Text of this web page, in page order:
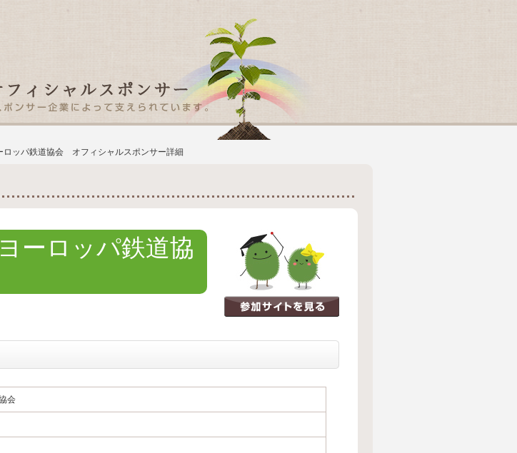
ロッパ鉄道協会 オフィシャルスポンサー詳細
ーロッパ鉄道協
会